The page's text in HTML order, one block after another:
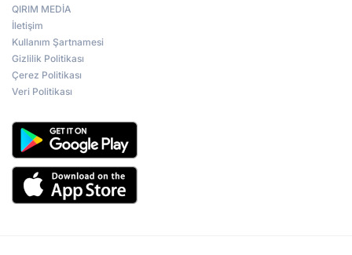
QIRIM MEDİA
İletişim
Kullanım Şartnamesi
Gizlilik Politikası
Çerez Politikası
Veri Politikası